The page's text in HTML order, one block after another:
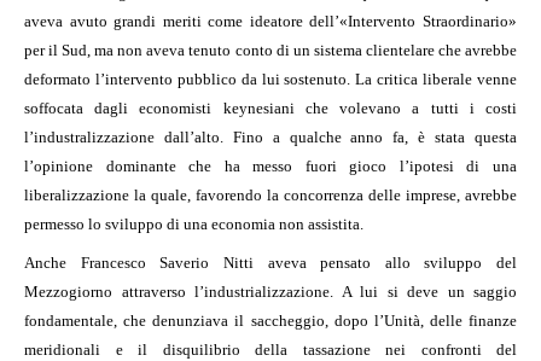
aveva avuto grandi meriti come ideatore dell’«Intervento Straordinario»
per il Sud, ma non aveva tenuto conto di un sistema clientelare che avrebbe
deformato l’intervento pubblico da lui sostenuto. La critica liberale venne
soffocata dagli economisti keynesiani che volevano a tutti i costi
l’industralizzazione dall’alto. Fino a qualche anno fa, è stata questa
l’opinione dominante che ha messo fuori gioco l’ipotesi di una
liberalizzazione la quale, favorendo la concorrenza delle imprese, avrebbe
permesso lo sviluppo di una economia non assistita.
Anche Francesco Saverio Nitti aveva pensato allo sviluppo del
Mezzogiorno attraverso l’industrializzazione. A lui si deve un saggio
fondamentale, che denunziava il saccheggio, dopo l’Unità, delle finanze
meridionali e il disquilibrio della tassazione nei confronti del